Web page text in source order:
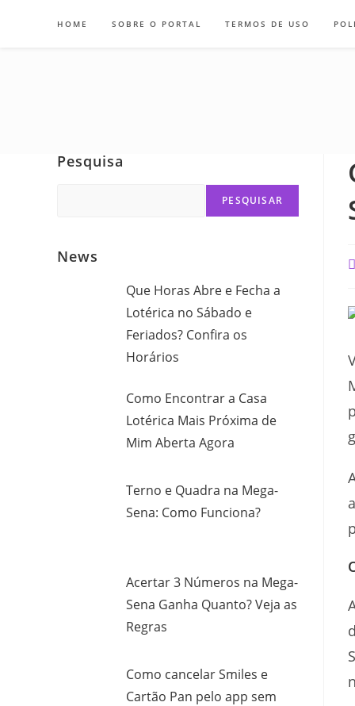
HOME SOBRE O PORTAL TERMOS DE USO
Pesquisa
PESQUISAR
News
Que Horas Abre e Fecha a
Lotérica no Sábado e
Feriados? Confira os
Horários
Como Encontrar a Casa
Lotérica Mais Próxima de
Mim Aberta Agora
Terno e Quadra na Mega-
Sena: Como Funciona?
Acertar 3 Números na Mega-
Sena Ganha Quanto? Veja as
Regras
Como cancelar Smiles e
Cartão Pan pelo app sem